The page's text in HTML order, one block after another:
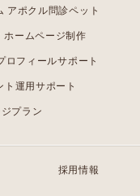
アポクル問診ペット
ホームページ制作
フィールサポート
ト運用サポート
プラン
採用情報